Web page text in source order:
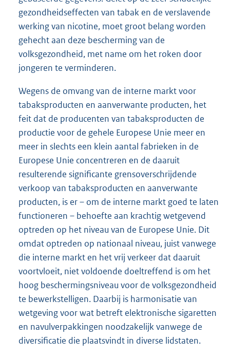
gezondheidseffecten van tabak en de verslavende
werking van nicotine, moet groot belang worden
gehecht aan deze bescherming van de
volksgezondheid, met name om het roken door
jongeren te verminderen.
Wegens de omvang van de interne markt voor
tabaksproducten en aanverwante producten, het
feit dat de producenten van tabaksproducten de
productie voor de gehele Europese Unie meer en
meer in slechts een klein aantal fabrieken in de
Europese Unie concentreren en de daaruit
resulterende significante grensoverschrijdende
verkoop van tabaksproducten en aanverwante
producten, is er – om de interne markt goed te laten
functioneren – behoefte aan krachtig wetgevend
optreden op het niveau van de Europese Unie. Dit
omdat optreden op nationaal niveau, juist vanwege
die interne markt en het vrij verkeer dat daaruit
voortvloeit, niet voldoende doeltreffend is om het
hoog beschermingsniveau voor de volksgezondheid
te bewerkstelligen. Daarbij is harmonisatie van
wetgeving voor wat betreft elektronische sigaretten
en navulverpakkingen noodzakelijk vanwege de
diversificatie die plaatsvindt in diverse lidstaten.